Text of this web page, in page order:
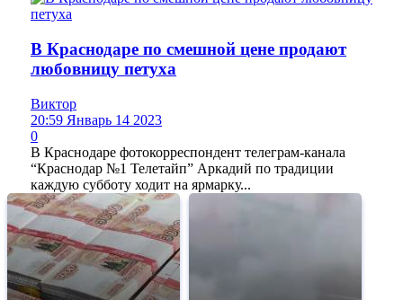
В Краснодаре по смешной цене продают
любовницу петуха
Виктор
20:59 Январь 14 2023
0
В Краснодаре фотокорреспондент телеграм-канала
“Краснодар №1 Телетайп” Аркадий по традиции
каждую субботу ходит на ярмарку...